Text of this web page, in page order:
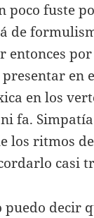
poco fuste
de
entonces
presentar en
en los
fa.
los ritmos
casi
puedo decir